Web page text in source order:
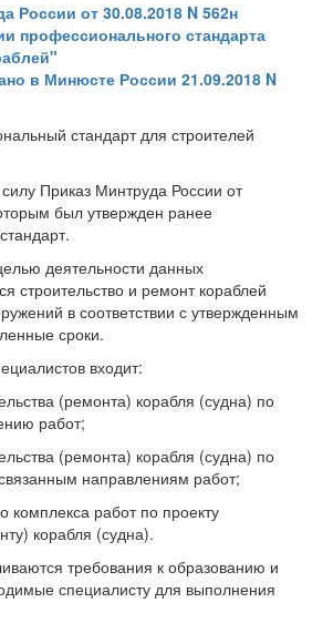
России от 30.08.2018 N 562н
профессионального стандарта
в Минюсте России 21.09.2018 N
стандарт для строителей
Приказ Минтруда России от
был утвержден ранее
деятельности данных
строительство и ремонт кораблей
в соответствии с утвержденным
сроки.
входит:
(ремонта) корабля (судна) по
работ;
(ремонта) корабля (судна) по
направлениям работ;
комплекса работ по проекту
корабля (судна).
требования к образованию и
специалисту для выполнения